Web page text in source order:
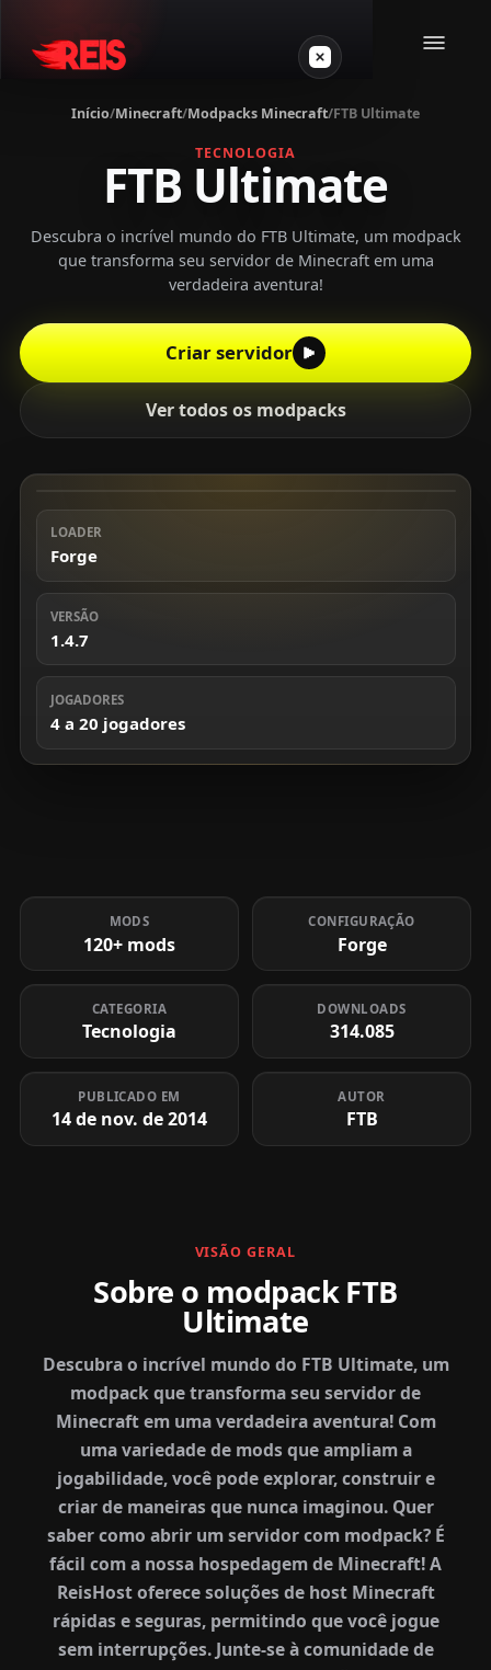
Login
Crie seu servidor
Início/Minecraft/Modpacks Minecraft/FTB Ultimate
TECNOLOGIA
FTB Ultimate
Descubra o incrível mundo do FTB Ultimate, um modpack
que transforma seu servidor de Minecraft em uma
verdadeira aventura!
Criar servidor
Ver todos os modpacks
LOADER
Forge
VERSÃO
1.4.7
JOGADORES
4 a 20 jogadores
MODS
120+ mods
CONFIGURAÇÃO
Forge
CATEGORIA
Tecnologia
DOWNLOADS
314.085
PUBLICADO EM
14 de nov. de 2014
AUTOR
FTB
VISÃO GERAL
Sobre o modpack FTB
Ultimate
Descubra o incrível mundo do FTB Ultimate, um
modpack que transforma seu servidor de
Minecraft em uma verdadeira aventura! Com
uma variedade de mods que ampliam a
jogabilidade, você pode explorar, construir e
criar de maneiras que nunca imaginou. Quer
saber como abrir um servidor com modpack? É
fácil com a nossa hospedagem de Minecraft! A
ReisHost oferece soluções de host Minecraft
rápidas e seguras, permitindo que você jogue
sem interrupções. Junte-se à comunidade de